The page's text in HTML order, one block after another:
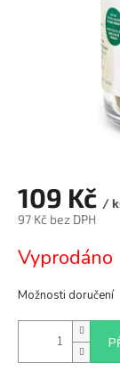
109 Kč /
97 Kč bez DPH
cena:
Vyprodáno
Možnosti doručení